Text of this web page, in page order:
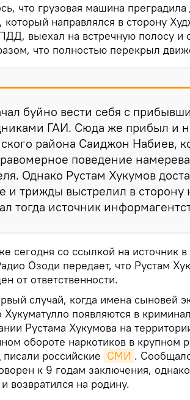
что грузовая машина
который направлялся в сторону
выехал на встречную полосу и
что полностью перекрыл
буйно вести себя с
ГАИ. Сюда же прибыл и
района Саиджон Набиев,
поведение
Однако Рустам Хукумов
и трижды выстрелил в сторону
тогда источник
сегодня со ссылкой на источник
Озоди передает, что Рустам
от ответственности.
случай, когда имена сыновей
появляются в
Рустама Хукумова на
обороте наркотиков в крупном
писали российские СМИ .
к 9 годам заключения,
возвратился на родину.